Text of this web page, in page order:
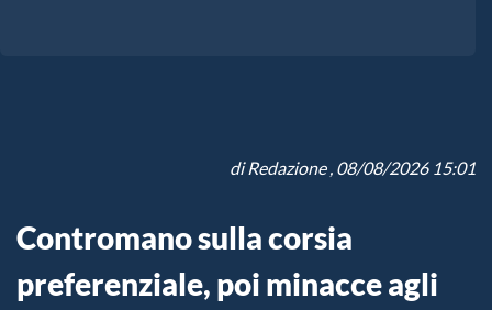
diRedazione, 08/08/2026 15:01
Contromano sulla corsia
preferenziale, poi minacce agli